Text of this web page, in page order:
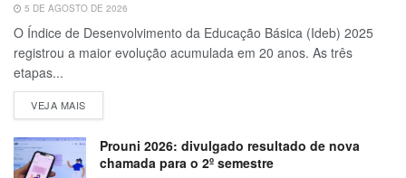
5 DE AGOSTO DE 2026
O Índice de Desenvolvimento da Educação Básica (Ideb) 2025
registrou a maior evolução acumulada em 20 anos. As três
etapas...
VEJA MAIS
Prouni 2026: divulgado resultado de nova
chamada para o 2º semestre